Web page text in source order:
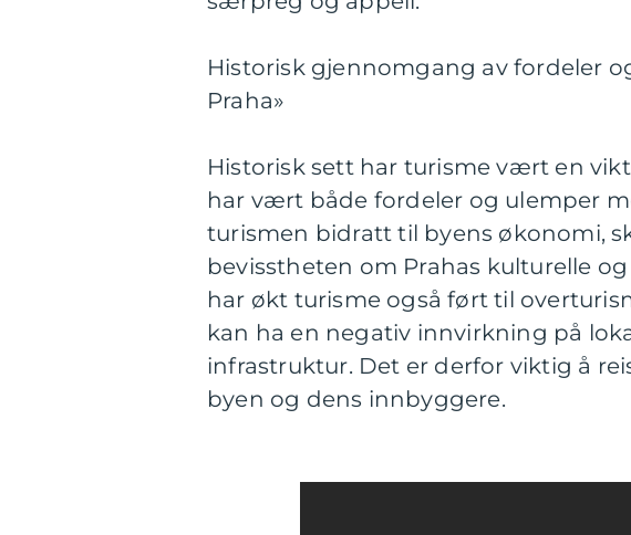
Historisk gjennomgang av fordeler
Praha»
Historisk sett har turisme vært en
har vært både fordeler og ulemper
turismen bidratt til byens økonomi,
bevisstheten om Prahas kulturelle
har økt turisme også ført til
kan ha en negativ innvirkning på
infrastruktur. Det er derfor viktig å
byen og dens innbyggere.